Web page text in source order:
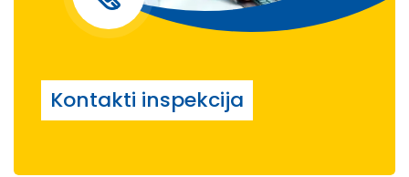
Kontakti inspekcija